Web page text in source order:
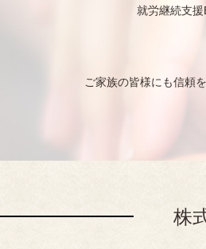
就労継続支援
ご家族の皆様にも信頼を
株